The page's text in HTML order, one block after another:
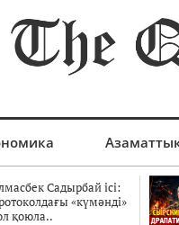
Садырбай ісі:
«күмәнді»
қоюла..